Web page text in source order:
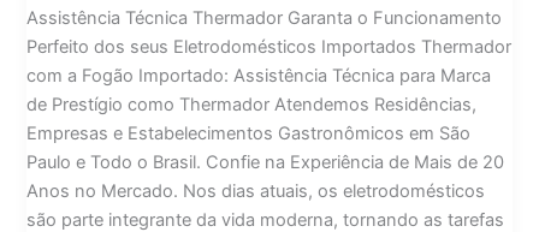
Assistência Técnica Thermador Garanta o Funcionamento
Perfeito dos seus Eletrodomésticos Importados Thermador
com a Fogão Importado: Assistência Técnica para Marca
de Prestígio como Thermador Atendemos Residências,
Empresas e Estabelecimentos Gastronômicos em São
Paulo e Todo o Brasil. Confie na Experiência de Mais de 20
Anos no Mercado. Nos dias atuais, os eletrodomésticos
são parte integrante da vida moderna, tornando as tarefas